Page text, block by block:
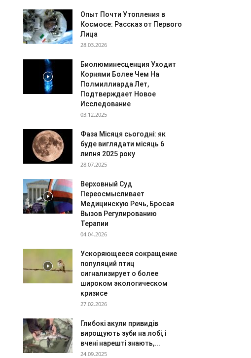
Опыт Почти Утопления в
Космосе: Рассказ от Первого
Лица
28.03.2026
Биолюминесценция Уходит
Корнями Более Чем На
Полмиллиарда Лет,
Подтверждает Новое
Исследование
03.12.2025
Фаза Місяця сьогодні: як
буде виглядати місяць 6
липня 2025 року
28.07.2025
Верховный Суд
Переосмысливает
Медицинскую Речь, Бросая
Вызов Регулированию
Терапии
04.04.2026
Ускоряющееся сокращение
популяций птиц
сигнализирует о более
широком экологическом
кризисе
27.02.2026
Глибокі акули привидів
вирощують зуби на лобі, і
вчені нарешті знають,...
24.09.2025